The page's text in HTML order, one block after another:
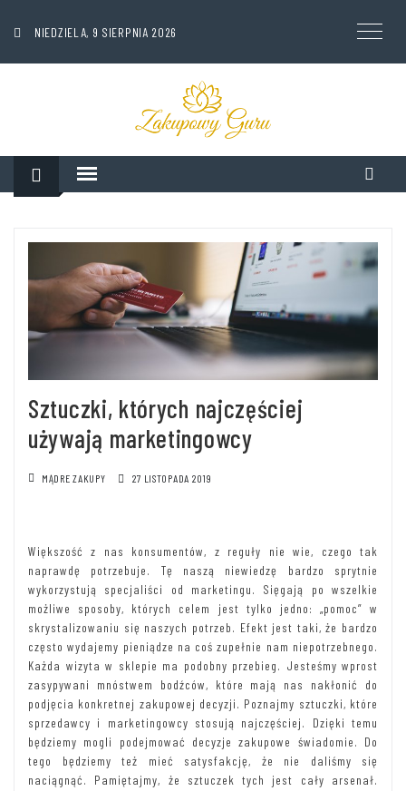
NIEDZIELA, 9 SIERPNIA 2026
Sztuczki, których najczęściej
używają marketingowcy
MĄDRE ZAKUPY 27 LISTOPADA 2019
Większość z nas konsumentów, z reguły nie wie, czego tak
naprawdę potrzebuje. Tę naszą niewiedzę bardzo sprytnie
wykorzystują specjaliści od marketingu. Sięgają po wszelkie
możliwe sposoby, których celem jest tylko jedno: „pomoc” w
skrystalizowaniu się naszych potrzeb. Efekt jest taki, że bardzo
często wydajemy pieniądze na coś zupełnie nam niepotrzebnego.
Każda wizyta w sklepie ma podobny przebieg. Jesteśmy wprost
zasypywani mnóstwem bodźców, które mają nas nakłonić do
podjęcia konkretnej zakupowej decyzji. Poznajmy sztuczki, które
sprzedawcy i marketingowcy stosują najczęściej. Dzięki temu
będziemy mogli podejmować decyzje zakupowe świadomie. Do
tego będziemy też mieć satysfakcję, że nie daliśmy się
naciągnąć. Pamiętajmy, że sztuczek tych jest cały arsenał.